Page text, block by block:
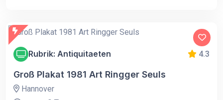
Rubrik: Antiquitaeten 4.3
Groß Plakat 1981 Art Ringger Seuls
Hannover